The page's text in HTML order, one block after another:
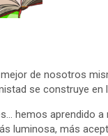
de nosotros
se construye
hemos aprendido
luminosa, más